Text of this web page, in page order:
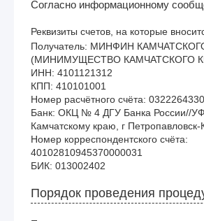
Согласно информационному
Реквизиты счетов, на которые
Получатель: МИНФИН
(МИНИМУЩЕСТВО КАМЧАТСКОГО
ИНН: 4101121312
КПП: 410101001
Номер расчётного счёта:
Банк: ОКЦ № 4 ДГУ Банка России//
Камчатскому краю, г Петропавловск-
Номер корреспондентского счёта:
40102810945370000031
Порядок проведения